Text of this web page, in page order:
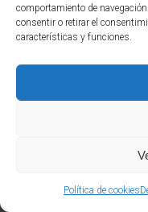
comportamiento de
consentir o retirar el
características y funciones.
Política de cookies
travesera en el
donde cursa el Grado
Alicante donde es
Estudia canto con
Möller, entre otros.